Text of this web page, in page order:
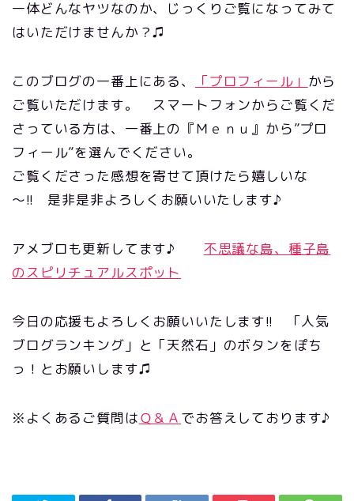
一体どんなヤツなのか、じっくりご覧になってみて
はいただけませんか？♫
このブログの一番上にある、 「プロフィール」 から
ご覧いただけます。 スマートフォンからご覧くだ
さっている方は、一番上の『Ｍｅｎｕ』から”プロ
フィール”を選んでください。
ご覧くださった感想を寄せて頂けたら嬉しいな
～!! 是非是非よろしくお願いいたします♪
アメブロも更新してます♪ 不思議な島、種子島
のスピリチュアルスポット
今日の応援もよろしくお願いいたします!! 「人気
ブログランキング」と「天然石」のボタンをぽち
っ！とお願いします♫
※よくあるご質問はＱ＆Ａ でお答えしております♪